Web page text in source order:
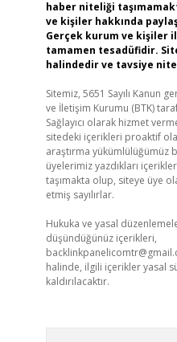
haber niteliği
ve kişiler hakkında
Gerçek kurum ve kişiler
tamamen tesadüfidir.
halindedir ve tavsiye
Sitemiz, 5651 Sayılı Kanun
ve İletişim Kurumu (BTK)
Sağlayıcı olarak hizmet
sitedeki içerikleri proaktif
araştırma yükümlülüğümüz
üyelerimiz yazdıkları
taşımakta olup, siteye üye
etmiş sayılırlar.
Hukuka ve yasal
düşündüğünüz içerikleri,
halinde, ilgili içerikler yasal
kaldırılacaktır.